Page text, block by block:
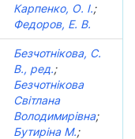
Карпенко, О. І.;
Федоров, Е. В.
Безчотнікова, С.
В., ред.;
Безчотнікова
Світлана
Володимирівна;
Бутиріна М.;